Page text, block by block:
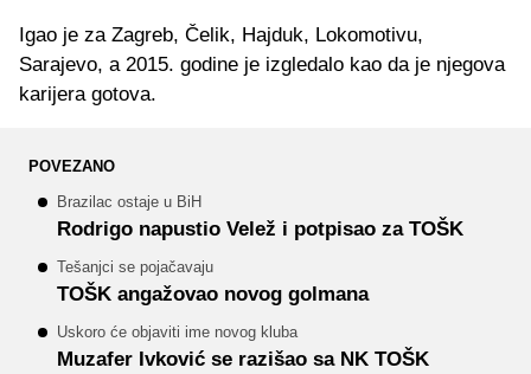
Igao je za Zagreb, Čelik, Hajduk, Lokomotivu,
Sarajevo, a 2015. godine je izgledalo kao da je njegova
karijera gotova.
POVEZANO
Brazilac ostaje u BiH
Rodrigo napustio Velež i potpisao za TOŠK
Tešanjci se pojačavaju
TOŠK angažovao novog golmana
Uskoro će objaviti ime novog kluba
Muzafer Ivković se razišao sa NK TOŠK